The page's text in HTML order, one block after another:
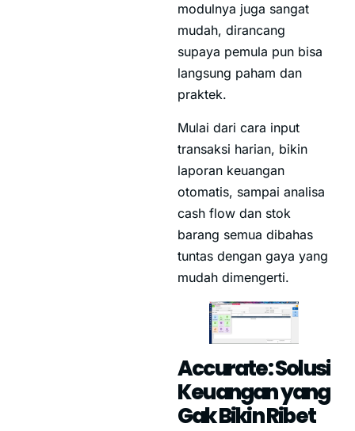
modulnya juga sangat
mudah, dirancang
supaya pemula pun bisa
langsung paham dan
praktek.
Mulai dari cara input
transaksi harian, bikin
laporan keuangan
otomatis, sampai analisa
cash flow dan stok
barang semua dibahas
tuntas dengan gaya yang
mudah dimengerti.
Accurate: Solusi
Keuangan yang
Gak Bikin Ribet